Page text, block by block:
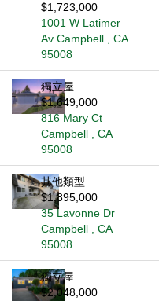
$1,723,000
1001 W Latimer
Av Campbell , CA
95008
獨立屋
$1,649,000
816 Mary Ct
Campbell , CA
95008
其他類型
$1,895,000
35 Lavonne Dr
Campbell , CA
95008
獨立屋
$2,048,000